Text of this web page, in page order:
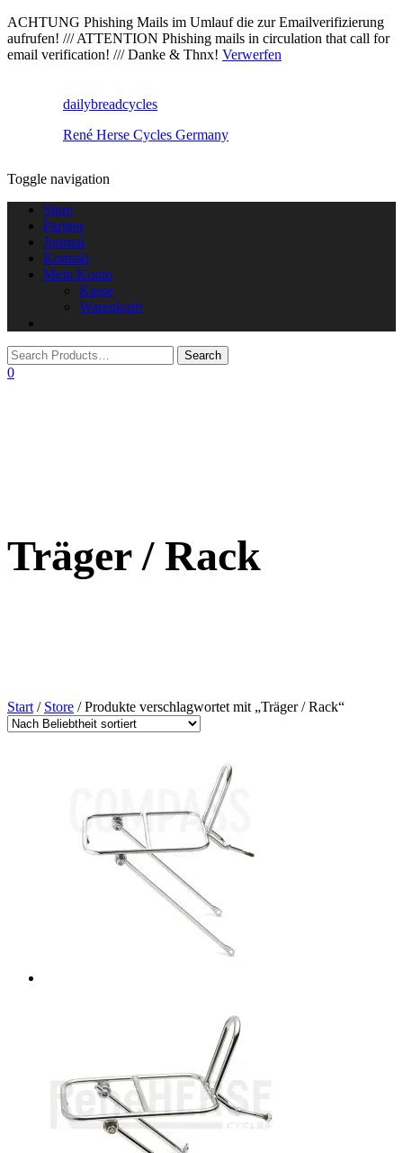
ACHTUNG Phishing Mails im Umlauf die zur Emailverifizierung
aufrufen! /// ATTENTION Phishing mails in circulation that call for
email verification! /// Danke & Thnx! Verwerfen
dailybreadcycles
René Herse Cycles Germany
Toggle navigation
Store
Partner
Journal
Kontakt
Mein Konto
Kasse
Warenkorb
0
Träger / Rack
Start / Store / Produkte verschlagwortet mit „Träger / Rack“